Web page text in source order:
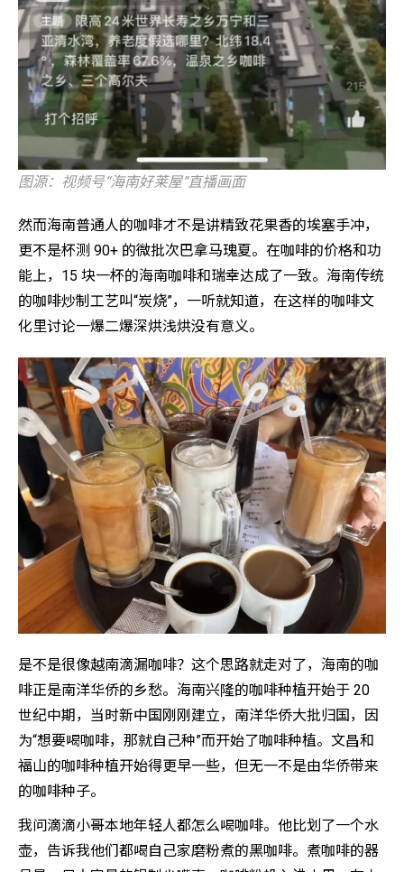
图源：视频号“海南好莱屋”直播画面
然而海南普通人的咖啡才不是讲精致花果香的埃塞手冲，
更不是杯测 90+ 的微批次巴拿马瑰夏。在咖啡的价格和功
能上，15 块一杯的海南咖啡和瑞幸达成了一致。海南传统
的咖啡炒制工艺叫“炭烧”，一听就知道，在这样的咖啡文
化里讨论一爆二爆深烘浅烘没有意义。
是不是很像越南滴漏咖啡？这个思路就走对了，海南的咖
啡正是南洋华侨的乡愁。海南兴隆的咖啡种植开始于 20
世纪中期，当时新中国刚刚建立，南洋华侨大批归国，因
为“想要喝咖啡，那就自己种”而开始了咖啡种植。文昌和
福山的咖啡种植开始得更早一些，但无一不是由华侨带来
的咖啡种子。
我问滴滴小哥本地年轻人都怎么喝咖啡。他比划了一个水
壶，告诉我他们都喝自己家磨粉煮的黑咖啡。煮咖啡的器